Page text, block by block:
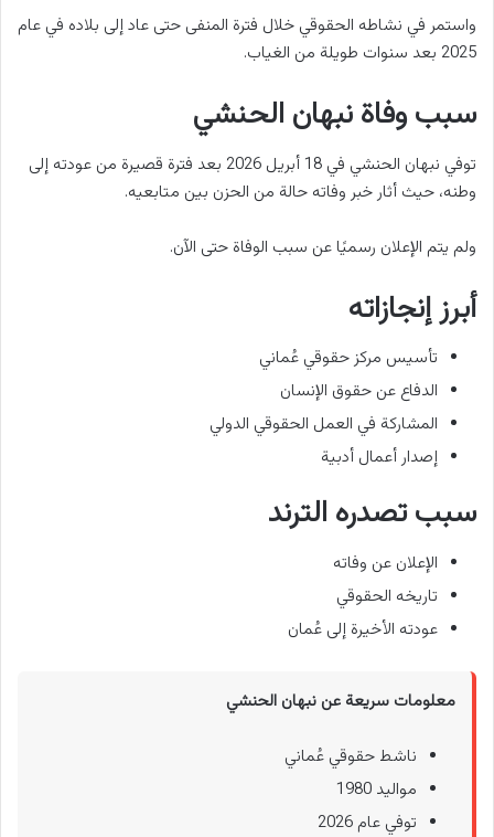
واستمر في نشاطه الحقوقي خلال فترة المنفى حتى عاد إلى بلاده في عام
2025 بعد سنوات طويلة من الغياب.
سبب وفاة نبهان الحنشي
توفي نبهان الحنشي في 18 أبريل 2026 بعد فترة قصيرة من عودته إلى
وطنه، حيث أثار خبر وفاته حالة من الحزن بين متابعيه.
ولم يتم الإعلان رسميًا عن سبب الوفاة حتى الآن.
أبرز إنجازاته
تأسيس مركز حقوقي عُماني
الدفاع عن حقوق الإنسان
المشاركة في العمل الحقوقي الدولي
إصدار أعمال أدبية
سبب تصدره الترند
الإعلان عن وفاته
تاريخه الحقوقي
عودته الأخيرة إلى عُمان
معلومات سريعة عن نبهان الحنشي
ناشط حقوقي عُماني
مواليد 1980
توفي عام 2026